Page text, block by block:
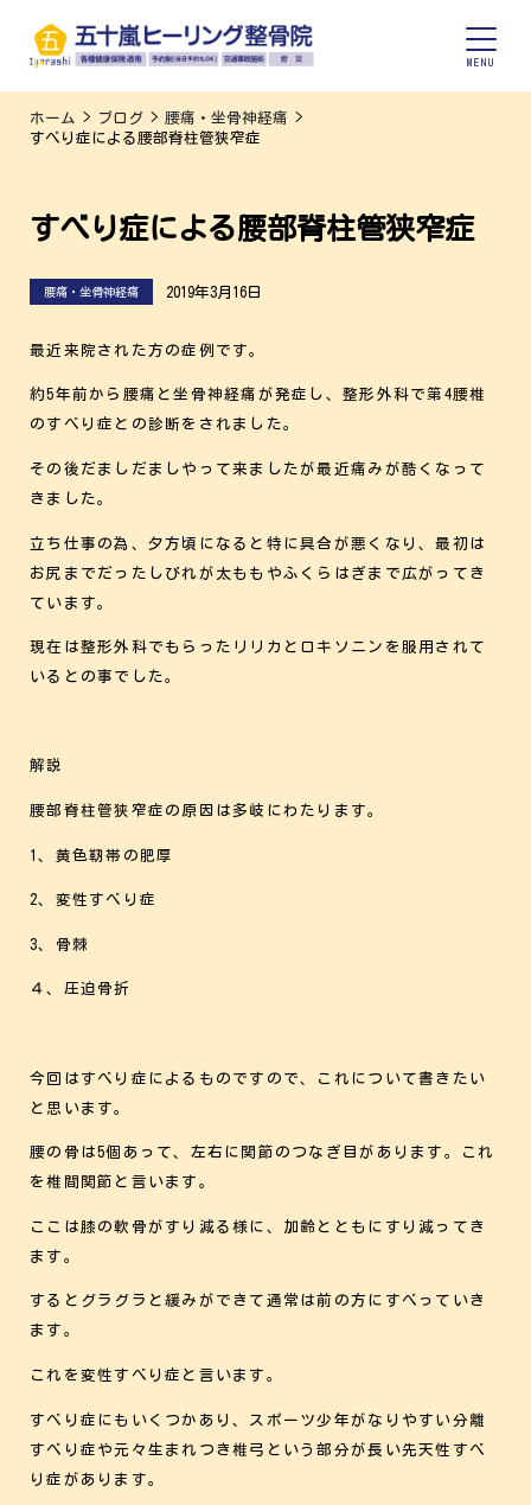
ホーム > ブログ > 腰痛・坐骨神経痛 >
すべり症による腰部脊柱管狭窄症
すべり症による腰部脊柱管狭窄症
腰痛・坐骨神経痛 2019年3月16日
最近来院された方の症例です。
約5年前から腰痛と坐骨神経痛が発症し、整形外科で第4腰椎
のすべり症との診断をされました。
その後だましだましやって来ましたが最近痛みが酷くなって
きました。
立ち仕事の為、夕方頃になると特に具合が悪くなり、最初は
お尻までだったしびれが太ももやふくらはぎまで広がってき
ています。
現在は整形外科でもらったリリカとロキソニンを服用されて
いるとの事でした。
解説
腰部脊柱管狭窄症の原因は多岐にわたります。
1、黄色靭帯の肥厚
2、変性すべり症
3、骨棘
４、圧迫骨折
今回はすべり症によるものですので、これについて書きたい
と思います。
腰の骨は5個あって、左右に関節のつなぎ目があります。これ
を椎間関節と言います。
ここは膝の軟骨がすり減る様に、加齢とともにすり減ってき
ます。
するとグラグラと緩みができて通常は前の方にすべっていき
ます。
これを変性すべり症と言います。
すべり症にもいくつかあり、スポーツ少年がなりやすい分離
すべり症や元々生まれつき椎弓という部分が長い先天性すべ
り症があります。